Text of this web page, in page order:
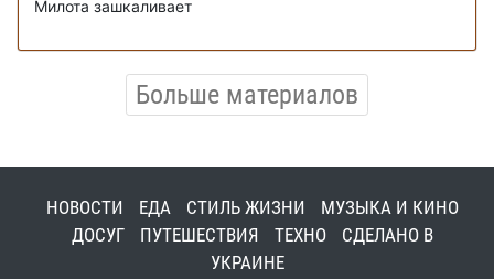
Милота зашкаливает
Больше материалов
НОВОСТИ ЕДА СТИЛЬ ЖИЗНИ
МУЗЫКА И КИНО
ДОСУГ
ПУТЕШЕСТВИЯ ТЕХНО
СДЕЛАНО В
УКРАИНЕ